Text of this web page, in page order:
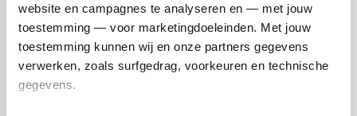
website en campagnes te analyseren en — met jouw
toestemming — voor marketingdoeleinden. Met jouw
toestemming kunnen wij en onze partners gegevens
verwerken, zoals surfgedrag, voorkeuren en technische
gegevens.
De start
maandag 5 juli 2021